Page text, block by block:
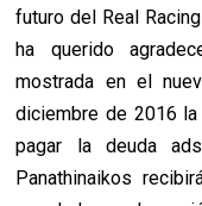
futuro del Real
ha querido
mostrada en el
diciembre de 2016 la
pagar la deuda
Panathinaikos